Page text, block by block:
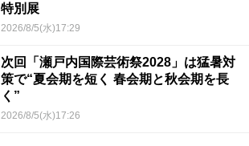
特別展
2026/8/5(水)17:29
次回「瀬戸内国際芸術祭2028」は猛暑対
策で“夏会期を短く 春会期と秋会期を長
く”
2026/8/5(水)17:26